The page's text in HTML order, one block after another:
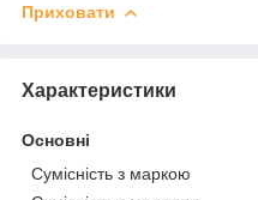
Приховати
Характеристики
Основні
Сумісність з маркою